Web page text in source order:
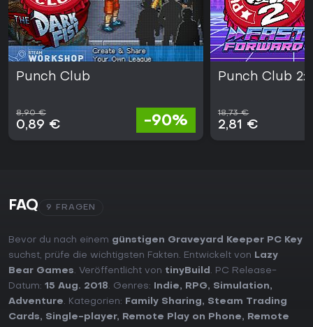
Punch Club
8,90 €
0,89 € -90%
Punch Club 2:
18,73 €
2,81 €
FAQ 9 FRAGEN
Bevor du nach einem günstigen Graveyard Keeper PC Key
suchst, prüfe die wichtigsten Fakten. Entwickelt von
Lazy
Bear Games. Veröffentlicht von tinyBuild . PC Release-
Datum: 15 Aug. 2018. Genres: Indie, RPG, Simulation,
Adventure. Kategorien: Family Sharing, Steam Trading
Cards, Single-player, Remote Play on Phone,
Remote